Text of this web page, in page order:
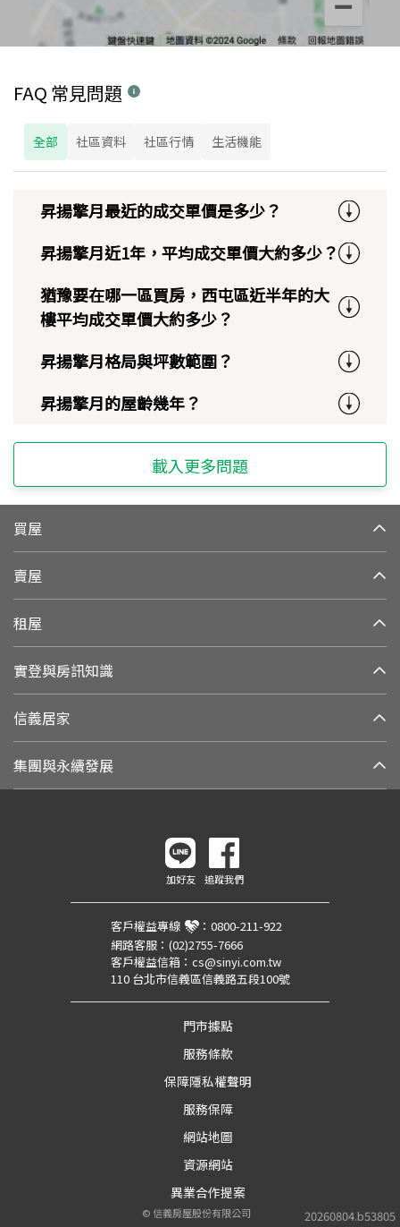
FAQ 常見問題
全部 社區資料 社區行情 生活機能
昇揚擎月最近的成交單價是多少？
昇揚擎月近1年，平均成交單價大約多少？
猶豫要在哪一區買房，西屯區近半年的大
樓平均成交單價大約多少？
昇揚擎月格局與坪數範圍？
昇揚擎月的屋齡幾年？
載入更多問題
買屋
賣屋
租屋
實登與房訊知識
信義居家
集團與永續發展
20260804.b53805
加好友 追蹤我們
客戶權益專線 ： 0800-211-922
網路客服： (02)2755-7666
客戶權益信箱： cs@sinyi.com.tw
110 台北市信義區信義路五段100號
門市據點
服務條款
保障隱私權聲明
服務保障
網站地圖
資源網站
異業合作提案
©信義房屋股份有限公司